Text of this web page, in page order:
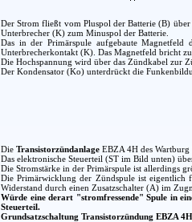
Der Strom fließt vom Pluspol der Batterie (B)
Unterbrecher (K) zum Minuspol der Batterie.
Das in der Primärspule aufgebaute
Unterbrecherkontakt (K). Das Magnetfeld bricht
Die Hochspannung wird über das Zündkabel zur
Der Kondensator (Ko) unterdrückt die
Die Transistorzündanlage EBZA 4H des
Das elektronische Steuerteil (ST im Bild unten)
Die Stromstärke in der Primärspule ist allerdings
Die Primärwicklung der Zündspule ist eigentlich
Widerstand durch einen Zusatzschalter (A) im
Würde eine derart "stromfressende" Spule in
Steuerteil.
Grundsatzschaltung Transistorzündung EBZA